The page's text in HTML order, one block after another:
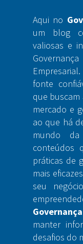
Aqui no
um blog
valiosas e
fonte
que
mercado e
ao que há
mundo da
conteúdos
práticas de
mais
seu
manter
desafios do